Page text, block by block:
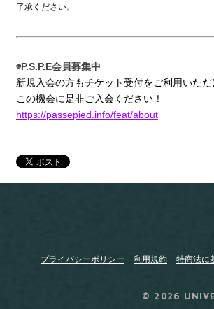
了承ください。
◉P.S.P.E会員募集中
新規入会の方もチケット受付をご利用いただ
この機会に是非ご入会ください！
https://passepied.info/feat/about
プライバシーポリシー 利用規約 特商法に
© 2026